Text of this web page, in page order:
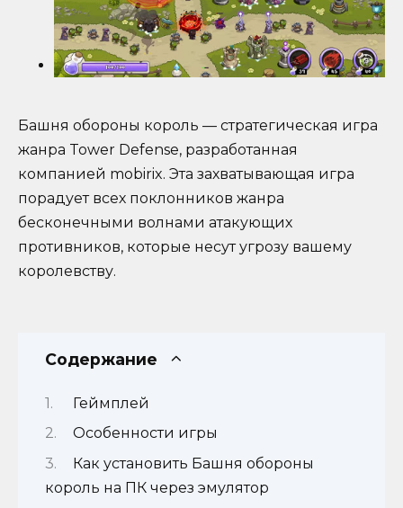
Башня обороны король — стратегическая игра
жанра Tower Defense, разработанная
компанией mobirix. Эта захватывающая игра
порадует всех поклонников жанра
бесконечными волнами атакующих
противников, которые несут угрозу вашему
королевству.
Содержание
Геймплей
Особенности игры
Как установить Башня обороны
король на ПК через эмулятор